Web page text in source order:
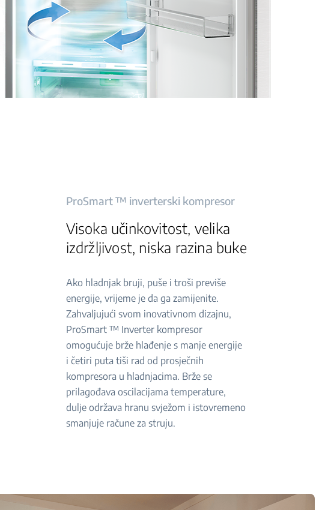
ProSmart ™ inverterski kompresor
Visoka učinkovitost, velika
izdržljivost, niska razina buke
Ako hladnjak bruji, puše i troši previše
energije, vrijeme je da ga zamijenite.
Zahvaljujući svom inovativnom dizajnu,
ProSmart ™ Inverter kompresor
omogućuje brže hlađenje s manje energije
i četiri puta tiši rad od prosječnih
kompresora u hladnjacima. Brže se
prilagođava oscilacijama temperature,
dulje održava hranu svježom i istovremeno
smanjuje račune za struju.